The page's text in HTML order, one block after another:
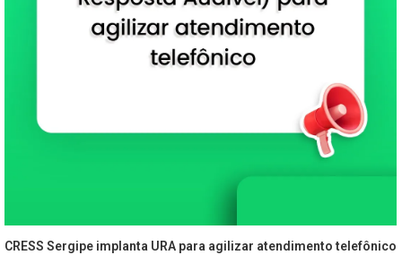
CRESS Sergipe implanta URA para agilizar atendimento telefônico